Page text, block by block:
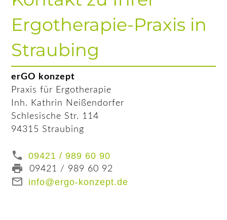
Ergotherapie-Praxis in
Straubing
erGO konzept
Praxis für Ergotherapie
Inh. Kathrin Neißendorfer
Schlesische Str. 114
94315 Straubing
09421 / 989 60 90
09421 / 989 60 92
info@ergo-konzept.de